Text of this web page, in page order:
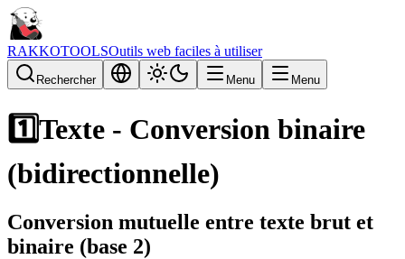
RAKKOTOOLSOutils web faciles à utiliser
Rechercher Menu Menu
1️⃣Texte - Conversion binaire
(bidirectionnelle)
Conversion mutuelle entre texte brut et
binaire (base 2)